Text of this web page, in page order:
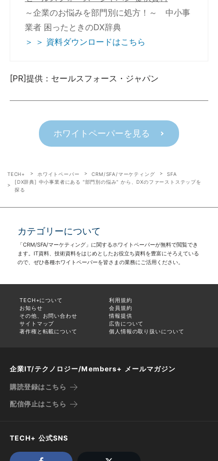
～企業のお悩みを部門別に処方！～ 中小事
業者 困ったときのDX辞典
＞ ＞ 資料ダウンロードはこちら
[PR]提供：セールスフォース・ジャパン
ホワイトペーパーを見る
TECH+ ホワイトペーパー CRM/SFA/マーケティング
SFA
[DX辞典] 中小事業者にある "部門別の悩み" から、DXのファーストステップを
探る
カテゴリーについて
「CRM/SFA/マーケティング」に関するホワイトペーパーが無料で閲覧でき
ます。IT資料、技術資料をはじめとしたお役立ち資料を豊富にそろえている
ので、ぜひ各種ホワイトペーパーを皆さまの業務にご活用ください。
TECH+について
利用規約
お知らせ
会員規約
その他、お問い合わせ
情報提供
サイトマップ
広告について
著作権と転載について
個人情報の取り扱いについて
企業IT/テクノロジー/Members+ メールマガジン
購読登録はこちら
配信停止はこちら
TECH+ 公式SNS